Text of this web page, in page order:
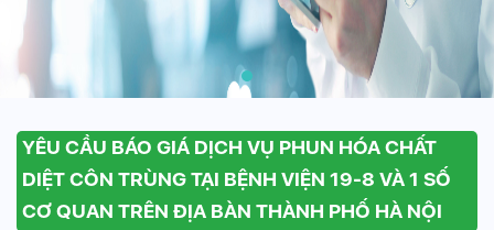
YÊU CẦU BÁO GIÁ DỊCH VỤ PHUN HÓA CHẤT
DIỆT CÔN TRÙNG TẠI BỆNH VIỆN 19-8 VÀ 1 SỐ
CƠ QUAN TRÊN ĐỊA BÀN THÀNH PHỐ HÀ NỘI